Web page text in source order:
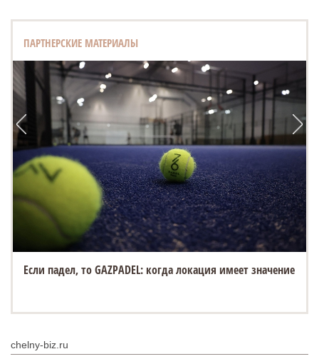
ПАРТНЕРСКИЕ МАТЕРИАЛЫ
Если падел, то GAZPADEL: когда локация имеет значение
chelny-biz.ru